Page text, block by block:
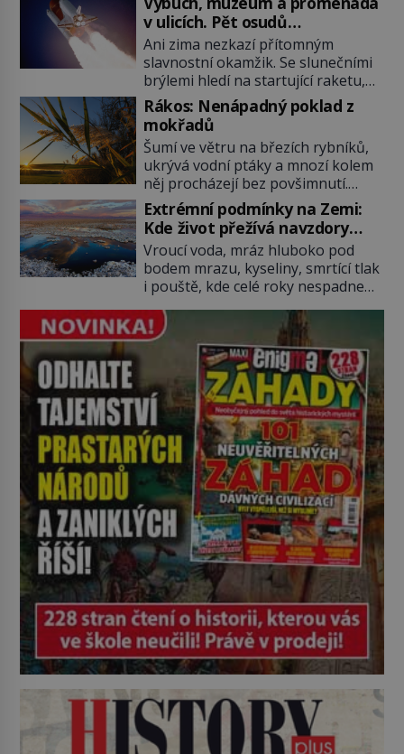
jménem pro neživý stroj, kterému
člověk prokázal čest nezmizet
v tavicí peci a našel mu místo
k poslednímu odpočinku. Je druhá
polovina 50. let minulého století.
Nálože spočítány, umístěny a
odpáleny. Trup ponorky nabírá
vodu […]
v ulicích. Pět osudů
nejslavnějších raketoplánů
Ani zima nezkazí přítomným
slavnostní okamžik. Se slunečními
brýlemi hledí na startující raketu,
která má do vesmíru vynést kromě
posádky také obyčejnou učitelku.
Po několika sekundách všem
ztuhnou úsměvy, stroj totiž
exploduje. Jejich konstrukce není
z levného kraje, daňové poplatníky
stojí miliardy dolarů. Na druhou
stranu zvládnou jen představitelné
věci. Na malé kousky Název:
Columbia První […]
Rákos: Nenápadný poklad z
mokřadů
Šumí ve větru na březích rybníků,
ukrývá vodní ptáky a mnozí kolem
něj procházejí bez povšimnutí.
Přesto právě rákos pomáhal stavět
domy, vyrábět lodě, zapisovat první
texty a inspiroval řadu pověstí.
Tato skromná, ale užitečná
rostlina provází člověka už tisíce
let. Většina lidí vnímá rákos jen jako
obyčejnou kulisu letního koupání.
Stačí se však podívat […]
Extrémní podmínky na Zemi:
Kde život přežívá navzdory
všemu
Vroucí voda, mráz hluboko pod
bodem mrazu, kyseliny, smrtící tlak
i pouště, kde celé roky nespadne
pohled místa, kde nemůže
existovat vůbec nic. Přesto právě
tady vědci objevují organismy,
které posouvají hranice života.
Každý nový nález mění naše
představy o tom, co všechno
dokáže příroda a napovídá, kde
bychom jednou […]